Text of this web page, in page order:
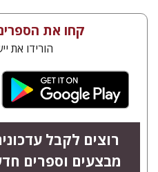
קחו את
הורידו את
רוצים לקבל
מבצעים וספרים